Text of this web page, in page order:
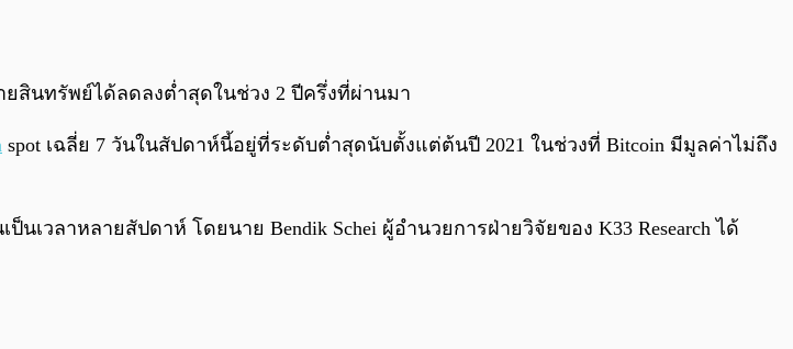
ยสินทรัพย์ได้ลดลงต่ำสุดในช่วง 2 ปีครึ่งที่ผ่านมา
spot เฉลี่ย 7 วันในสัปดาห์นี้อยู่ที่ระดับต่ำสุดนับตั้งแต่ต้นปี 2021 ในช่วงที่ Bitcoin มีมูลค่าไม่ถึง
วลาหลายสัปดาห์ โดยนาย Bendik Schei ผู้อำนวยการฝ่ายวิจัยของ K33 Research ได้